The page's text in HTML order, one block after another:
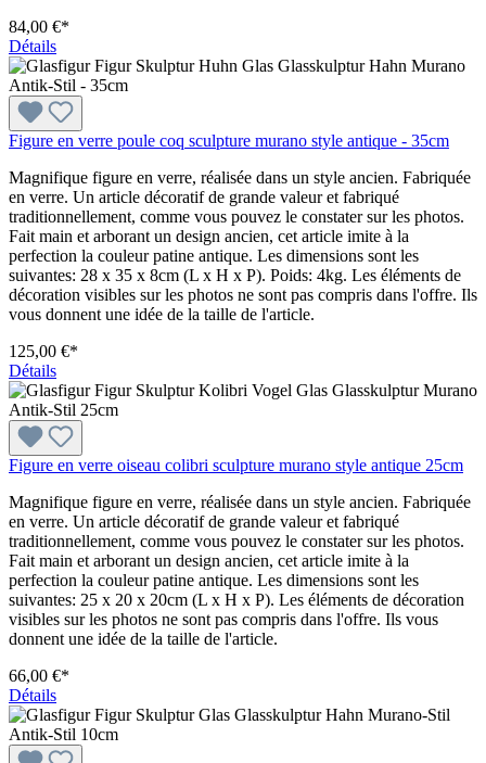
84,00 €*
Détails
Figure en verre poule coq sculpture murano style antique - 35cm
Magnifique figure en verre, réalisée dans un style ancien. Fabriquée
en verre. Un article décoratif de grande valeur et fabriqué
traditionnellement, comme vous pouvez le constater sur les photos.
Fait main et arborant un design ancien, cet article imite à la
perfection la couleur patine antique. Les dimensions sont les
suivantes: 28 x 35 x 8cm (L x H x P). Poids: 4kg. Les éléments de
décoration visibles sur les photos ne sont pas compris dans l'offre. Ils
vous donnent une idée de la taille de l'article.
125,00 €*
Détails
Figure en verre oiseau colibri sculpture murano style antique 25cm
Magnifique figure en verre, réalisée dans un style ancien. Fabriquée
en verre. Un article décoratif de grande valeur et fabriqué
traditionnellement, comme vous pouvez le constater sur les photos.
Fait main et arborant un design ancien, cet article imite à la
perfection la couleur patine antique. Les dimensions sont les
suivantes: 25 x 20 x 20cm (L x H x P). Les éléments de décoration
visibles sur les photos ne sont pas compris dans l'offre. Ils vous
donnent une idée de la taille de l'article.
66,00 €*
Détails